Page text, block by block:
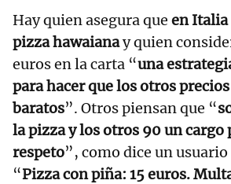
Hay quien asegura que en Italia
pizza hawaianay quien
euros en la carta “una
para hacer que los otros
baratos”. Otros piensan que “
la pizza y los otros 90 un cargo
respeto”, como dice un
“Pizza con piña: 15 euros.